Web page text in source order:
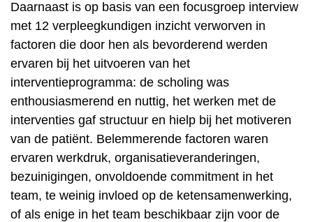
Daarnaast is op basis van een focusgroep interview
met 12 verpleegkundigen inzicht verworven in
factoren die door hen als bevorderend werden
ervaren bij het uitvoeren van het
interventieprogramma: de scholing was
enthousiasmerend en nuttig, het werken met de
interventies gaf structuur en hielp bij het motiveren
van de patiënt. Belemmerende factoren waren
ervaren werkdruk, organisatieveranderingen,
bezuinigingen, onvoldoende commitment in het
team, te weinig invloed op de ketensamenwerking,
of als enige in het team beschikbaar zijn voor de